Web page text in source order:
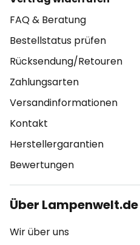
FAQ & Beratung
Bestellstatus prüfen
Rücksendung/Retouren
Zahlungsarten
Versandinformationen
Kontakt
Herstellergarantien
Bewertungen
Über Lampenwelt.de
Wir über uns